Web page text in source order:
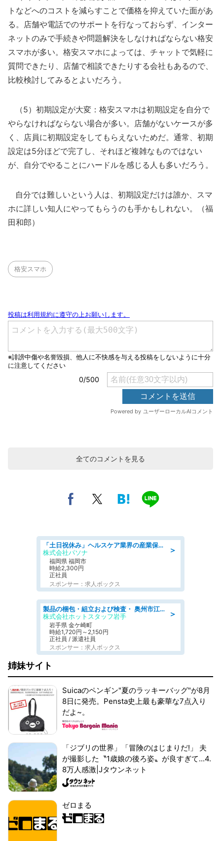
トなどへのコストを減らすことで価格を抑えていた面があ
る。店舗や電話でのサポートを行なっておらず、インター
ネットのみで手続きや問題解決をしなければならない格安
スマホが多い。格安スマホによっては、チャットで気軽に
質問できたり、店舗で相談できたりする会社もあるので、
比較検討してみるとよいだろう。
（5）初期設定が大変：格安スマホは初期設定を自分で
やらなければならない場合が多い。店舗がないケースが多
く、店員に初期設定をしてもらえないためだ。通常、初期
設定は5分ほどで完了し、それほど複雑なものではない
が、自分でやることにハードルを感じる人も多いだろう。
自分では難しいという人は、初期設定だけは誰か、スマ
ホに詳しい知人にやってもらうのも手かもしれない。（福
田和郎）
格安スマホ
全てのコメントを見る
＞
「土日祝休み」ヘルスケア業界の産業保健師/高時給/未経験OK/要資格:保健師、正看護師
株式会社パソナ
福岡県 福岡市
時給2,300円
正社員
スポンサー：求人ボックス
＞
製品の梱包・組立および検査・ 奥州市江刺/大手企業で長期安定 梱包・検査・組立/半年経過毎に5万円の報奨金有
株式会社ホットスタッフ岩手
岩手県 金ケ崎町
時給1,720円～2,150円
正社員 / 派遣社員
スポンサー：求人ボックス
姉妹サイト
Suicaのペンギン"夏のラッキーバッグ"が8月
8日に発売。Pensta史上最も豪華な7点入り
だよ~。
「ジブリの世界」「冒険のはじまりだ!」 夫
が撮影した〝1歳娘の後ろ姿〟が良すぎて...4.
8万人感激|Jタウンネット
ゼロまる